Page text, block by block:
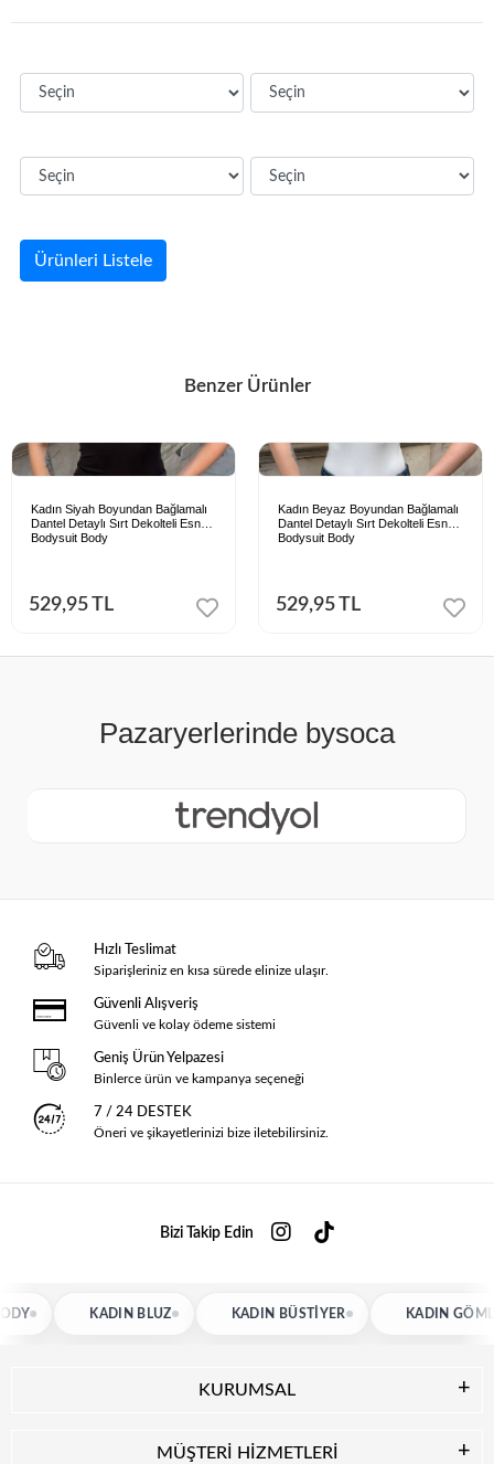
Ürünleri Listele
Benzer Ürünler
Kadın Siyah Boyundan Bağlamalı
Dantel Detaylı Sırt Dekolteli Esnek
Bodysuit Body
529,95 TL
Kadın Beyaz Boyundan Bağlamalı
Dantel Detaylı Sırt Dekolteli Esnek
Bodysuit Body
529,95 TL
Hızlı Teslimat
Siparişleriniz en kısa sürede elinize ulaşır.
Güvenli Alışveriş
Güvenli ve kolay ödeme sistemi
Geniş Ürün Yelpazesi
Binlerce ürün ve kampanya seçeneği
7 / 24 DESTEK
Öneri ve şikayetlerinizi bize iletebilirsiniz.
Bizi Takip Edin
KADIN BLUZ KADIN BÜSTIYER KADIN GÖMLEK
KURUMSAL
MÜŞTERİ HİZMETLERİ